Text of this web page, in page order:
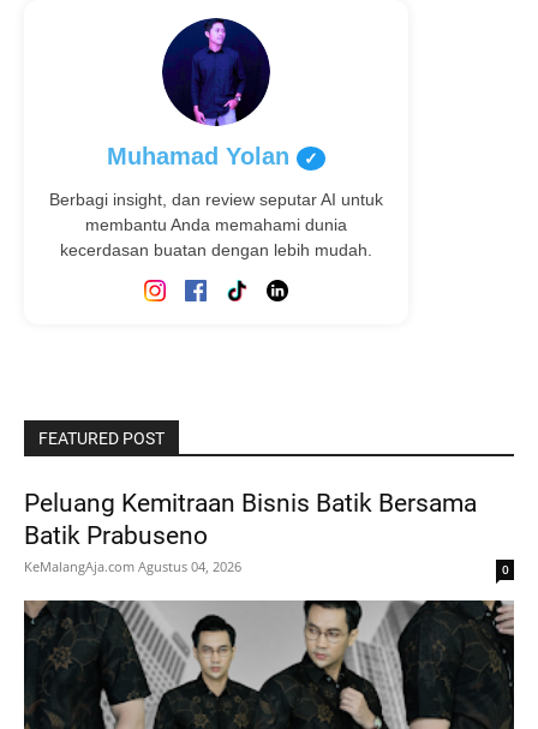
Muhamad Yolan ✓
Berbagi insight, dan review seputar AI untuk
membantu Anda memahami dunia
kecerdasan buatan dengan lebih mudah.
FEATURED POST
Peluang Kemitraan Bisnis Batik Bersama
Batik Prabuseno
KeMalangAja.com Agustus 04, 2026 0